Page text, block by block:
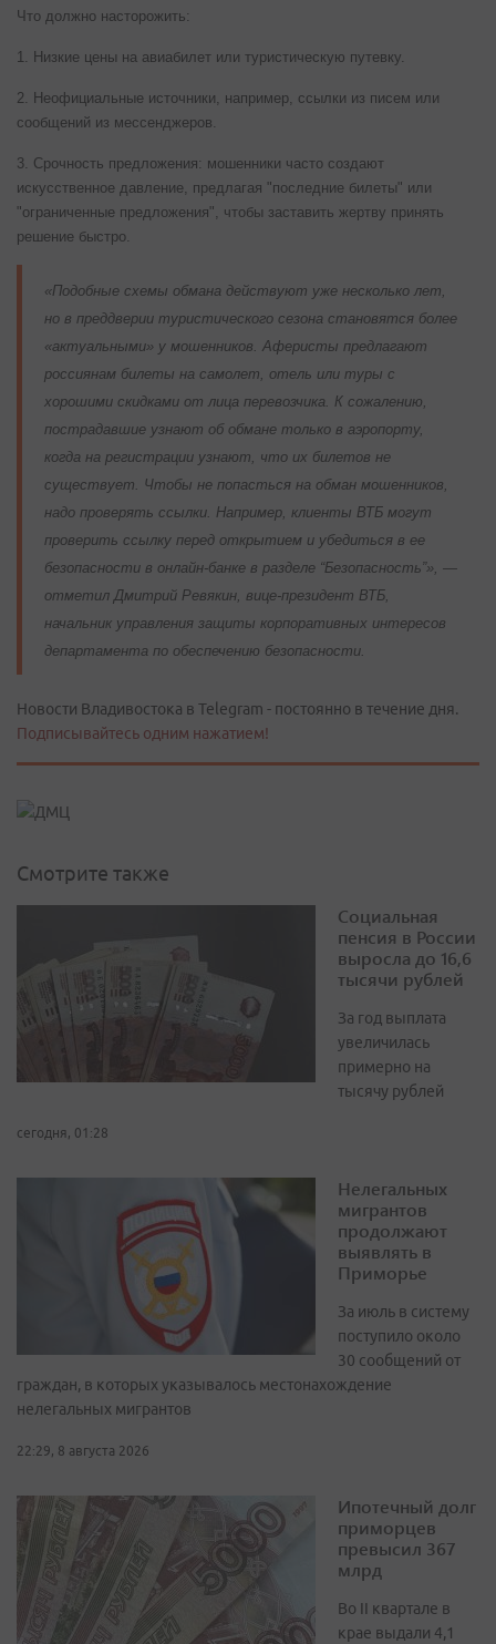
Что должно насторожить:
1. Низкие цены на авиабилет или туристическую путевку.
2. Неофициальные источники, например, ссылки из писем или
сообщений из мессенджеров.
3. Срочность предложения: мошенники часто создают
искусственное давление, предлагая "последние билеты" или
"ограниченные предложения", чтобы заставить жертву принять
решение быстро.
«Подобные схемы обмана действуют уже несколько лет,
но в преддверии туристического сезона становятся более
«актуальными» у мошенников. Аферисты предлагают
россиянам билеты на самолет, отель или туры с
хорошими скидками от лица перевозчика. К сожалению,
пострадавшие узнают об обмане только в аэропорту,
когда на регистрации узнают, что их билетов не
существует. Чтобы не попасться на обман мошенников,
надо проверять ссылки. Например, клиенты ВТБ могут
проверить ссылку перед открытием и убедиться в ее
безопасности в онлайн-банке в разделе “Безопасность”», —
отметил Дмитрий Ревякин, вице-президент ВТБ,
начальник управления защиты корпоративных интересов
департамента по обеспечению безопасности.
Новости Владивостока в Telegram - постоянно в течение дня.
Подписывайтесь одним нажатием!
Смотрите также
Социальная
пенсия в России
выросла до 16,6
тысячи рублей
За год выплата
увеличилась
примерно на
тысячу рублей
сегодня, 01:28
Нелегальных
мигрантов
продолжают
выявлять в
Приморье
За июль в систему
поступило около
30 сообщений от
граждан, в которых указывалось местонахождение
нелегальных мигрантов
22:29, 8 августа 2026
Ипотечный долг
приморцев
превысил 367
млрд
Во II квартале в
крае выдали 4,1